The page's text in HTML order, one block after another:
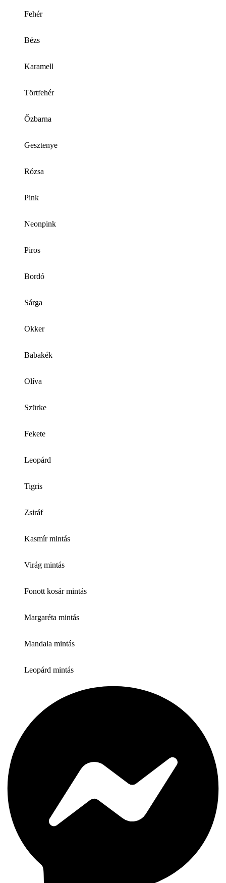
Fehér
Bézs
Karamell
Törtfehér
Őzbarna
Gesztenye
Rózsa
Pink
Neonpink
Piros
Bordó
Sárga
Okker
Babakék
Olíva
Szürke
Fekete
Leopárd
Tigris
Zsiráf
Kasmír mintás
Virág mintás
Fonott kosár mintás
Margaréta mintás
Mandala mintás
Leopárd mintás